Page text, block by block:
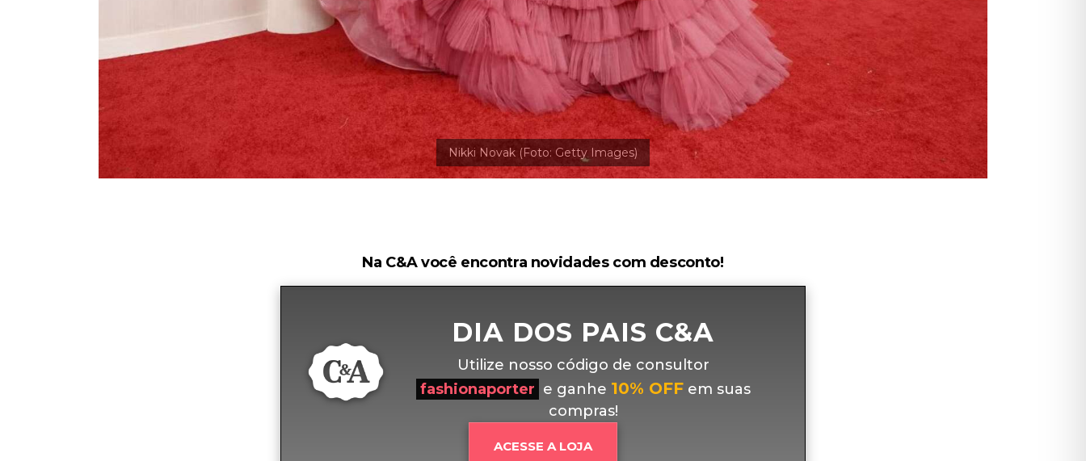
Na C&A você encontra novidades com desconto!
DIA DOS PAIS C&A
Utilize nosso código de consultor
fashionaporter e ganhe 10% OFFem suas
compras!
ACESSE A LOJA